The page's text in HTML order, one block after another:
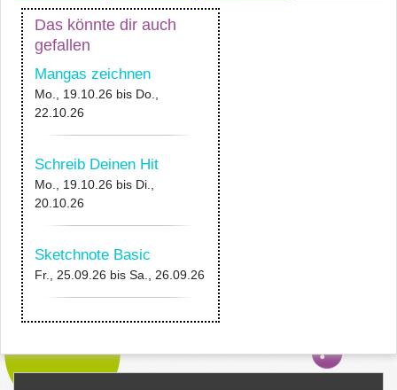
Das könnte dir auch
gefallen
Mangas zeichnen
Mo., 19.10.26 bis Do.,
22.10.26
Schreib Deinen Hit
Mo., 19.10.26 bis Di.,
20.10.26
Sketchnote Basic
Fr., 25.09.26 bis Sa., 26.09.26